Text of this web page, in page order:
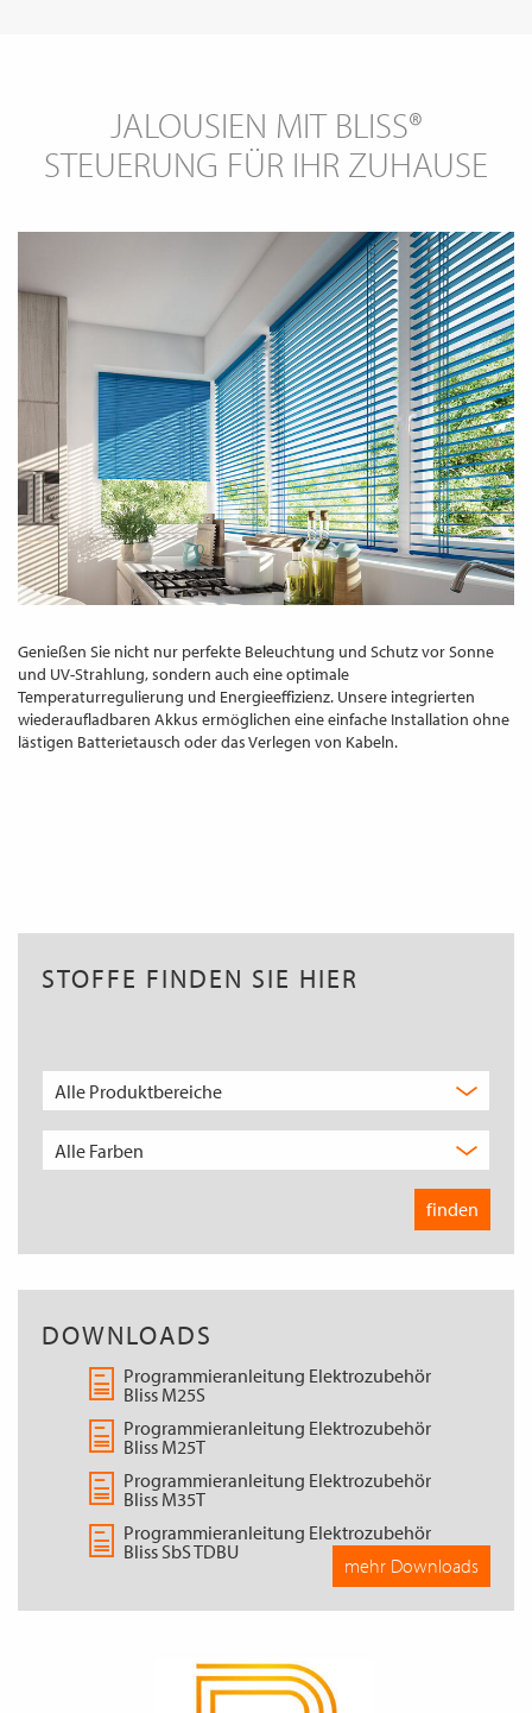
JALOUSIEN MIT BLISS®
STEUERUNG FÜR IHR ZUHAUSE
Genießen Sie nicht nur perfekte Beleuchtung und Schutz vor Sonne
und UV-Strahlung, sondern auch eine optimale
Temperaturregulierung und Energieeffizienz. Unsere integrierten
wiederaufladbaren Akkus ermöglichen eine einfache Installation ohne
lästigen Batterietausch oder das Verlegen von Kabeln.
STOFFE FINDEN SIE HIER
DOWNLOADS
Programmieranleitung Elektrozubehör
Bliss M25S
Programmieranleitung Elektrozubehör
Bliss M25T
Programmieranleitung Elektrozubehör
Bliss M35T
Programmieranleitung Elektrozubehör
Bliss SbS TDBU
mehr Downloads